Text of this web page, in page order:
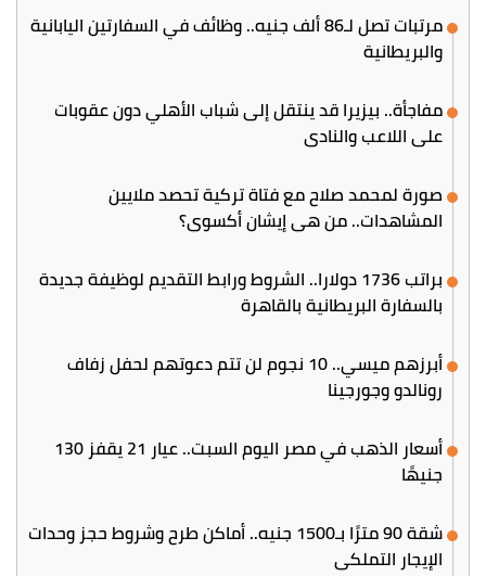
مرتبات تصل لـ86 ألف جنيه.. وظائف في السفارتين اليابانية
والبريطانية
مفاجأة.. بيزيرا قد ينتقل إلى شباب الأهلي دون عقوبات
على اللاعب والنادي
صورة لمحمد صلاح مع فتاة تركية تحصد ملايين
المشاهدات.. من هي إيشان أكسوي؟
براتب 1736 دولارا.. الشروط ورابط التقديم لوظيفة جديدة
بالسفارة البريطانية بالقاهرة
أبرزهم ميسي.. 10 نجوم لن تتم دعوتهم لحفل زفاف
رونالدو وجورجينا
أسعار الذهب في مصر اليوم السبت.. عيار 21 يقفز 130
جنيهًا
شقة 90 مترًا بـ1500 جنيه.. أماكن طرح وشروط حجز وحدات
الإيجار التملكي